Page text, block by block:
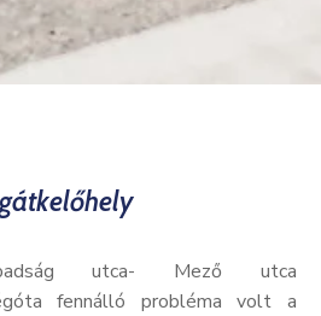
utca- Mező utca
fennálló probléma volt a